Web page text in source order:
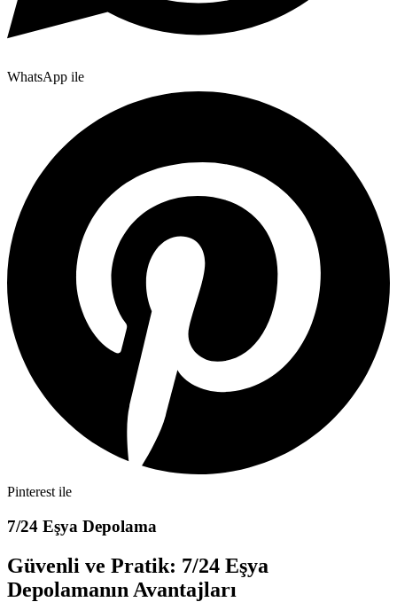
WhatsApp ile
Pinterest ile
7/24 Eşya Depolama
Güvenli ve Pratik: 7/24 Eşya
Depolamanın Avantajları